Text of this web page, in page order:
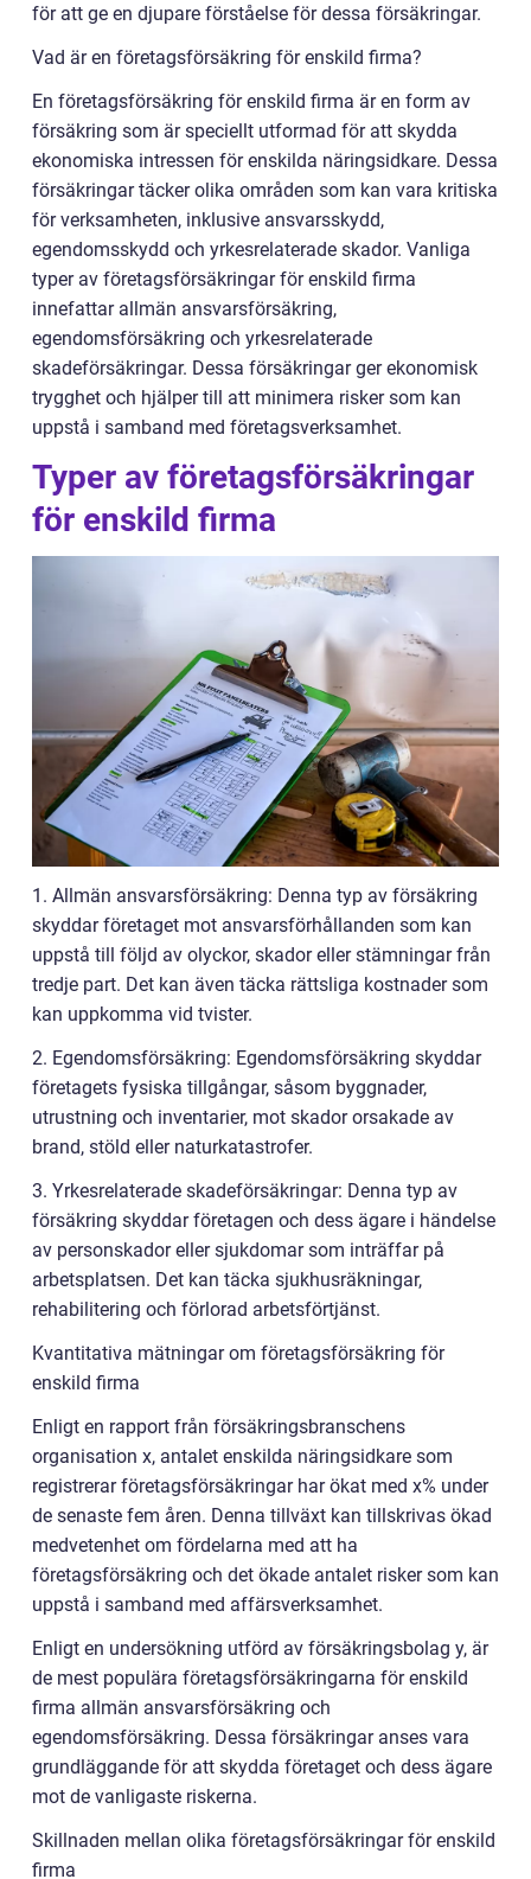
för att ge en djupare förståelse för dessa försäkringar.
Vad är en företagsförsäkring för enskild firma?
En företagsförsäkring för enskild firma är en form av
försäkring som är speciellt utformad för att skydda
ekonomiska intressen för enskilda näringsidkare. Dessa
försäkringar täcker olika områden som kan vara kritiska
för verksamheten, inklusive ansvarsskydd,
egendomsskydd och yrkesrelaterade skador. Vanliga
typer av företagsförsäkringar för enskild firma
innefattar allmän ansvarsförsäkring,
egendomsförsäkring och yrkesrelaterade
skadeförsäkringar. Dessa försäkringar ger ekonomisk
trygghet och hjälper till att minimera risker som kan
uppstå i samband med företagsverksamhet.
Typer av företagsförsäkringar
för enskild firma
1. Allmän ansvarsförsäkring: Denna typ av försäkring
skyddar företaget mot ansvarsförhållanden som kan
uppstå till följd av olyckor, skador eller stämningar från
tredje part. Det kan även täcka rättsliga kostnader som
kan uppkomma vid tvister.
2. Egendomsförsäkring: Egendomsförsäkring skyddar
företagets fysiska tillgångar, såsom byggnader,
utrustning och inventarier, mot skador orsakade av
brand, stöld eller naturkatastrofer.
3. Yrkesrelaterade skadeförsäkringar: Denna typ av
försäkring skyddar företagen och dess ägare i händelse
av personskador eller sjukdomar som inträffar på
arbetsplatsen. Det kan täcka sjukhusräkningar,
rehabilitering och förlorad arbetsförtjänst.
Kvantitativa mätningar om företagsförsäkring för
enskild firma
Enligt en rapport från försäkringsbranschens
organisation x, antalet enskilda näringsidkare som
registrerar företagsförsäkringar har ökat med x% under
de senaste fem åren. Denna tillväxt kan tillskrivas ökad
medvetenhet om fördelarna med att ha
företagsförsäkring och det ökade antalet risker som kan
uppstå i samband med affärsverksamhet.
Enligt en undersökning utförd av försäkringsbolag y, är
de mest populära företagsförsäkringarna för enskild
firma allmän ansvarsförsäkring och
egendomsförsäkring. Dessa försäkringar anses vara
grundläggande för att skydda företaget och dess ägare
mot de vanligaste riskerna.
Skillnaden mellan olika företagsförsäkringar för enskild
firma